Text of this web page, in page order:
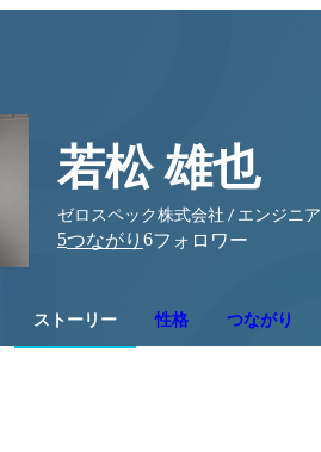
若松 雄也
ゼロスペック株式会社 / エンジニア
5つながり 6フォロワー
ストーリー 性格 つながり